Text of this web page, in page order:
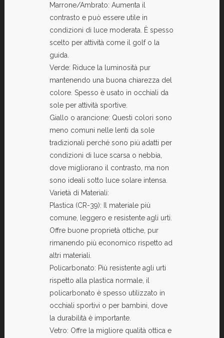
Marrone/Ambrato: Aumenta il
contrasto e può essere utile in
condizioni di luce moderata. È spesso
scelto per attività come il golf o la
guida.
Verde: Riduce la luminosità pur
mantenendo una buona chiarezza del
colore. Spesso è usato in occhiali da
sole per attività sportive.
Giallo o arancione: Questi colori sono
meno comuni nelle lenti da sole
tradizionali perché sono più adatti per
condizioni di luce scarsa o nebbia,
dove migliorano il contrasto, ma non
sono ideali sotto luce solare intensa.
Varietà di Materiali:
Plastica (CR-39): Il materiale più
comune, leggero e resistente agli urti.
Offre buone proprietà ottiche, pur
rimanendo più economico rispetto ad
altri materiali.
Policarbonato: Più resistente agli urti
rispetto alla plastica normale, il
policarbonato è spesso utilizzato in
occhiali sportivi o per bambini, dove
la durabilità è importante.
Vetro: Offre la migliore qualità ottica e